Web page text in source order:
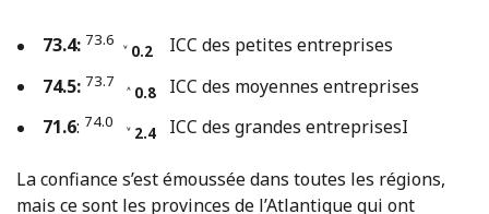
73.4: 73.6
˅ 0.2
ICC des petites entreprises
74.5: 73.7
˄ 0.8
ICC des moyennes entreprises
71.6: 74.0
˅ 2.4 ICC des grandes entreprisesI
La confiance s’est émoussée dans toutes les régions,
mais ce sont les provinces de l’Atlantique qui ont